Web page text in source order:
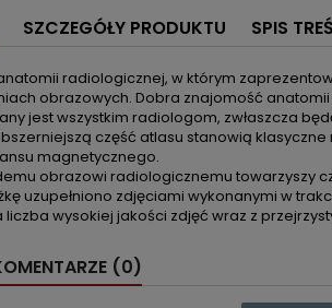
SZCZEGÓŁY PRODUKTU SPIS
radiologicznej, w którym
obrazowych. Dobra znajomość
jest wszystkim radiologom, zwłaszcza
część atlasu stanowią
magnetycznego.
obrazowi radiologicznemu towarzyszy
uzupełniono zdjęciami wykonanymi w
liczba wysokiej jakości zdjęć wraz z
(0)